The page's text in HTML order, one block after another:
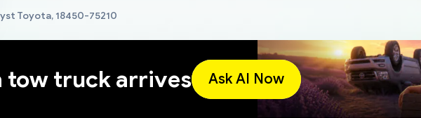
Toyota, 18450-75210
tow truck arrives Ask AI Now